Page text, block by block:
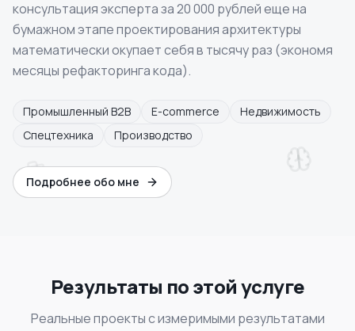
консультация эксперта за 20 000 рублей еще на
бумажном этапе проектирования архитектуры
математически окупает себя в тысячу раз (экономя
месяцы рефакторинга кода).
Промышленный B2B E-commerce
Недвижимость
Спецтехника
Производство
Подробнее обо мне
Результаты по этой услуге
Реальные проекты с измеримыми результатами